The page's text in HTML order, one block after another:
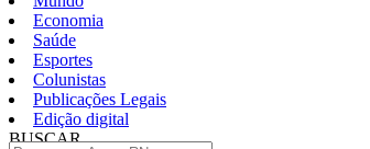
Economia
Saúde
Esportes
Colunistas
Publicações Legais
Edição digital
BUSCAR